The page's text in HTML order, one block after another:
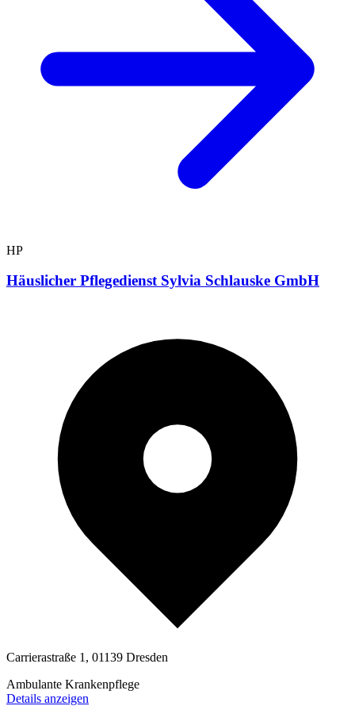
HP
Häuslicher Pflegedienst Sylvia Schlauske GmbH
Carrierastraße 1, 01139 Dresden
Ambulante Krankenpflege
Details anzeigen